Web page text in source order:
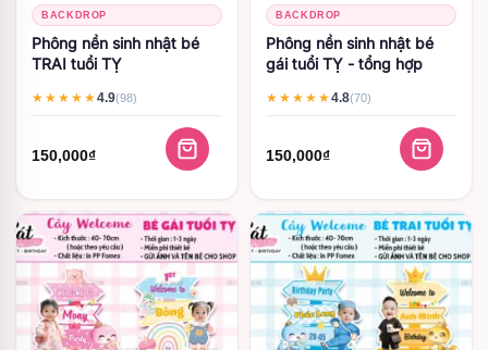
BACKDROP
Phông nền sinh nhật bé
TRAI tuổi TỴ
★★★★★4.9(98)
150,000₫
BACKDROP
Phông nền sinh nhật bé
gái tuổi TỴ - tổng hợp
★★★★★4.8(70)
150,000₫